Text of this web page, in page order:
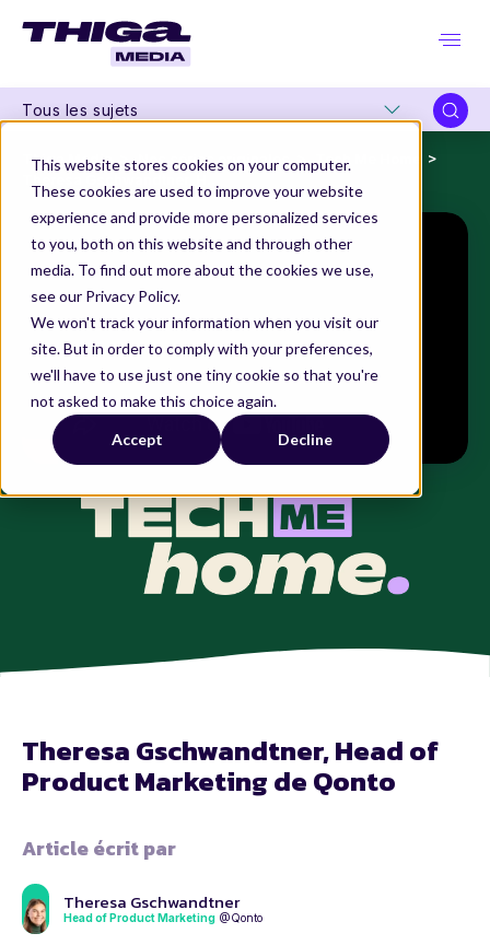
This website stores cookies on your computer.
These cookies are used to improve your website
experience and provide more personalized services
to you, both on this website and through other
media. To find out more about the cookies we use,
see our Privacy Policy.
We won't track your information when you visit our
site. But in order to comply with your preferences,
we'll have to use just one tiny cookie so that you're
not asked to make this choice again.
Accept Decline
Tous les sujets
Thiga Media Nos séries originales
Tech Me Home
Theresa Gschwandtner, Head of
Product Marketing de Qonto
Article écrit par
Theresa Gschwandtner
Head of Product Marketing @Qonto